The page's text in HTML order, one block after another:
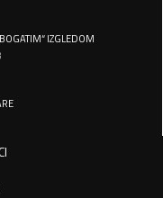
IZGLEDOM